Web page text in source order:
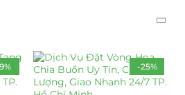
-25%